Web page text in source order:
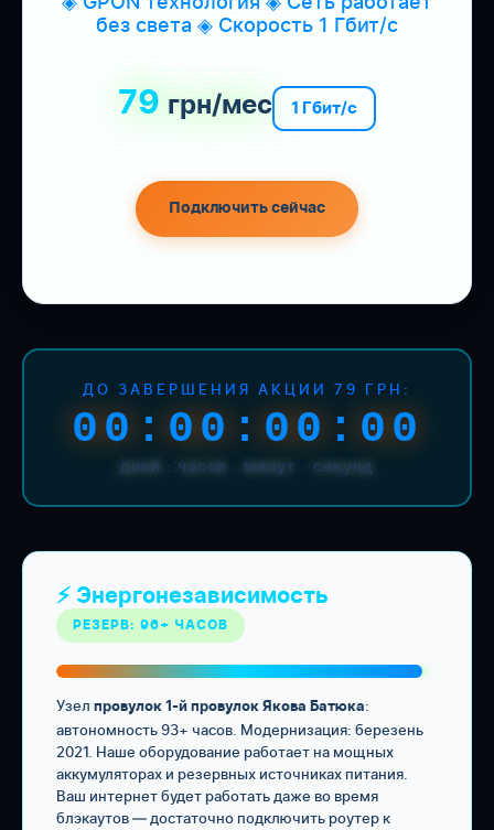
без света ◈ Скорость 1 Гбит/с
79 грн/мес 1 Гбит/с
Подключить сейчас
ДО ЗАВЕРШЕНИЯ АКЦИИ 79 ГРН:
00:00:00:00
дней : часов : минут : секунд
⚡ Энергонезависимость
РЕЗЕРВ: 96+ ЧАСОВ
Узел провулок 1-й провулок Якова Батюка:
автономность 93+ часов. Модернизация: березень
2021. Наше оборудование работает на мощных
аккумуляторах и резервных источниках питания.
Ваш интернет будет работать даже во время
блэкаутов — достаточно подключить роутер к